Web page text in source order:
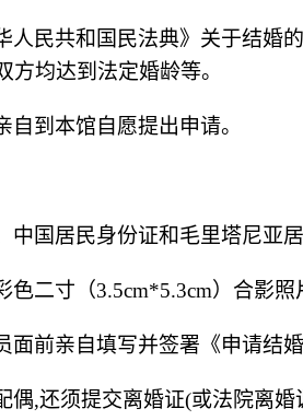
人民共和国民法典》关于结婚
均达到法定婚龄等。
到本馆自愿提出申请。
国居民身份证和毛里塔尼亚居
色二寸（3.5cm*5.3cm）合影照
面前亲自填写并签署《申请结婚
偶,还须提交离婚证(或法院离